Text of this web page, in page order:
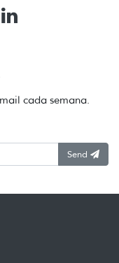
cada semana.
Send